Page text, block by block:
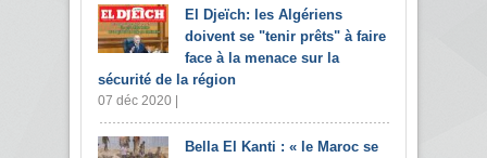
El Djeïch: les Algériens
doivent se "tenir prêts" à faire
face à la menace sur la
sécurité de la région
07 déc 2020 |
Bella El Kanti : « le Maroc se